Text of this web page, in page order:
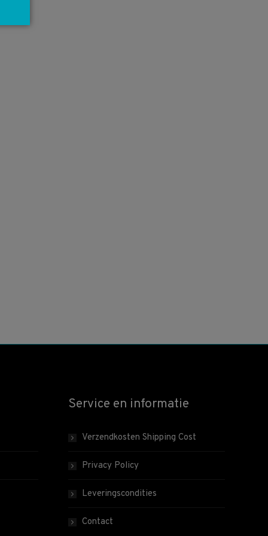
Service en informatie
Verzendkosten Shipping Cost
Privacy Policy
Leveringscondities
Contact